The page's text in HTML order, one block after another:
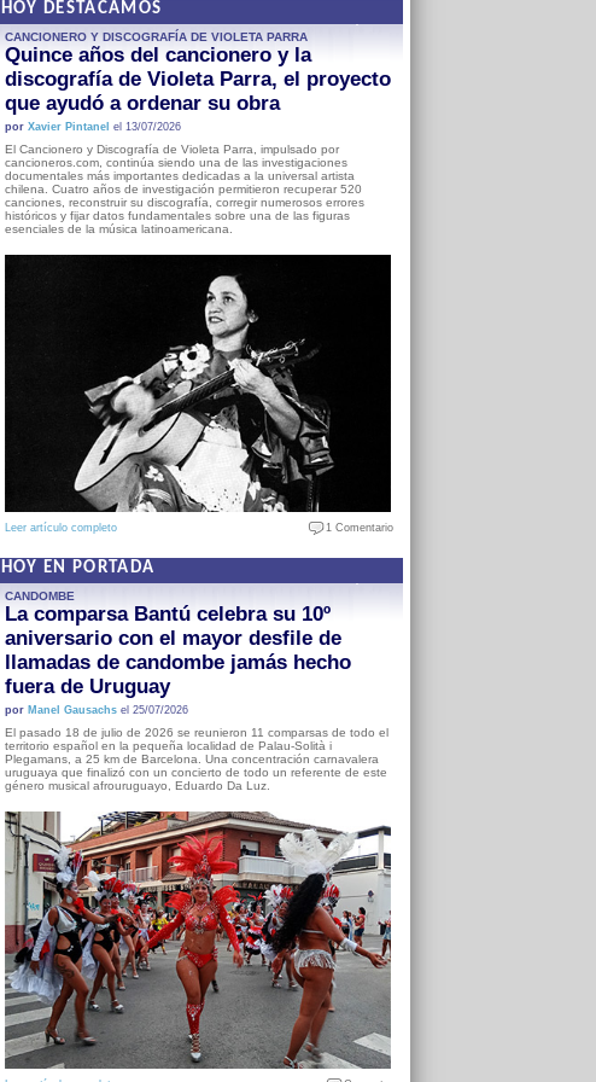
HOY DESTACAMOS
CANCIONERO Y DISCOGRAFÍA DE VIOLETA PARRA
Quince años del cancionero y la
discografía de Violeta Parra, el proyecto
que ayudó a ordenar su obra
por Xavier Pintanel el 13/07/2026
El Cancionero y Discografía de Violeta Parra, impulsado por
cancioneros.com, continúa siendo una de las investigaciones
documentales más importantes dedicadas a la universal artista
chilena. Cuatro años de investigación permitieron recuperar 520
canciones, reconstruir su discografía, corregir numerosos errores
históricos y fijar datos fundamentales sobre una de las figuras
esenciales de la música latinoamericana.
Leer artículo completo 1 Comentario
HOY EN PORTADA
CANDOMBE
La comparsa Bantú celebra su 10º
aniversario con el mayor desfile de
llamadas de candombe jamás hecho
fuera de Uruguay
por Manel Gausachsel 25/07/2026
El pasado 18 de julio de 2026 se reunieron 11 comparsas de todo el
territorio español en la pequeña localidad de Palau-Solità i
Plegamans, a 25 km de Barcelona. Una concentración carnavalera
uruguaya que finalizó con un concierto de todo un referente de este
género musical afrouruguayo, Eduardo Da Luz.